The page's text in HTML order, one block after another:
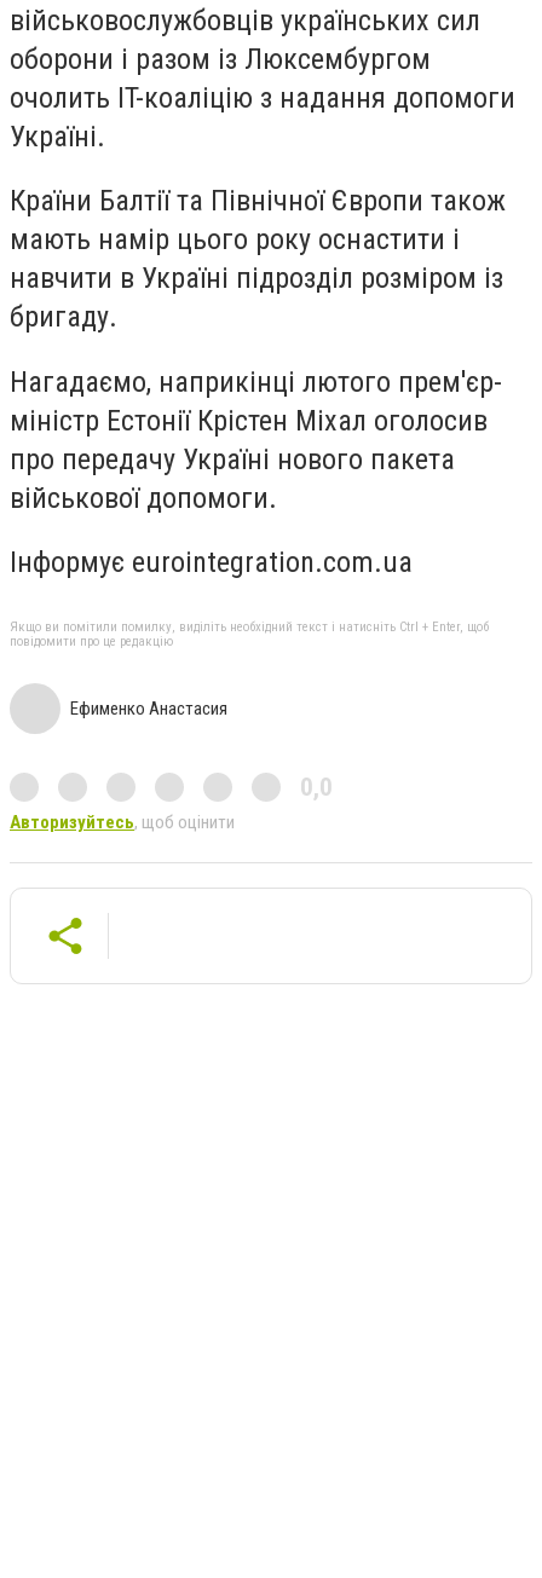
військовослужбовців українських сил
оборони і разом із Люксембургом
очолить IT-коаліцію з надання допомоги
Україні.
Країни Балтії та Північної Європи також
мають намір цього року оснастити і
навчити в Україні підрозділ розміром із
бригаду.
Нагадаємо, наприкінці лютого прем'єр-
міністр Естонії Крістен Міхал оголосив
про передачу Україні нового пакета
військової допомоги.
Інформує eurointegration.com.ua
Якщо ви помітили помилку, виділіть необхідний текст і натисніть Ctrl + Enter, щоб
повідомити про це редакцію
Ефименко Анастасия
0,0
Авторизуйтесь, щоб оцінити